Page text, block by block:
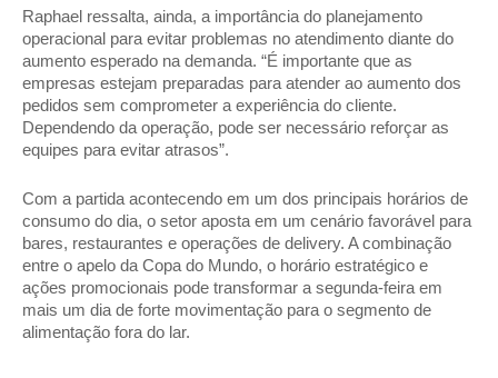
Raphael ressalta, ainda, a importância do planejamento
operacional para evitar problemas no atendimento diante do
aumento esperado na demanda. “É importante que as
empresas estejam preparadas para atender ao aumento dos
pedidos sem comprometer a experiência do cliente.
Dependendo da operação, pode ser necessário reforçar as
equipes para evitar atrasos”.
Com a partida acontecendo em um dos principais horários de
consumo do dia, o setor aposta em um cenário favorável para
bares, restaurantes e operações de delivery. A combinação
entre o apelo da Copa do Mundo, o horário estratégico e
ações promocionais pode transformar a segunda-feira em
mais um dia de forte movimentação para o segmento de
alimentação fora do lar.